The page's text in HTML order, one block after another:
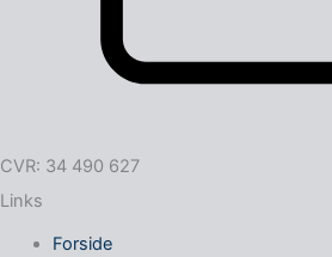
CVR: 34 490 627
Links
Forside